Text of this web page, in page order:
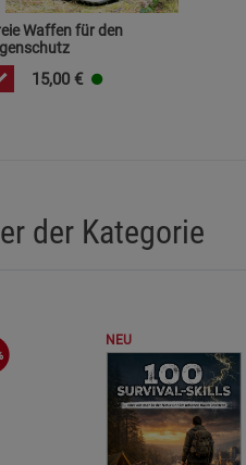
Waffen für den
15,00 €
der Kategorie
NEU
(2)
Informationen
Informationenanzeigen